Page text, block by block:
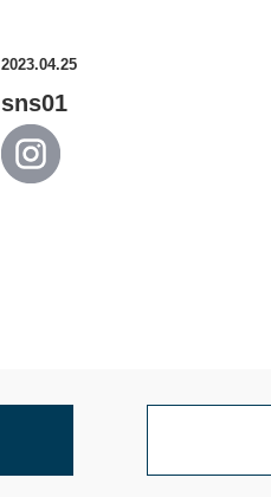
2023.04.25
sns01